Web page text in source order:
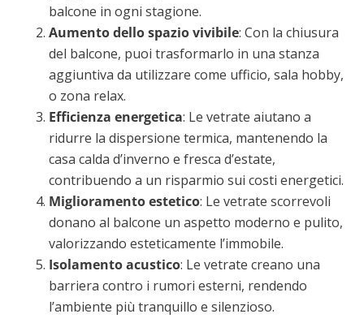
balcone in ogni stagione.
Aumento dello spazio vivibile: Con la chiusura
del balcone, puoi trasformarlo in una stanza
aggiuntiva da utilizzare come ufficio, sala hobby,
o zona relax.
Efficienza energetica: Le vetrate aiutano a
ridurre la dispersione termica, mantenendo la
casa calda d’inverno e fresca d’estate,
contribuendo a un risparmio sui costi energetici.
Miglioramento estetico: Le vetrate scorrevoli
donano al balcone un aspetto moderno e pulito,
valorizzando esteticamente l’immobile.
Isolamento acustico: Le vetrate creano una
barriera contro i rumori esterni, rendendo
l’ambiente più tranquillo e silenzioso.